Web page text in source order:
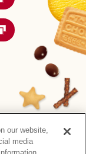
our website,
media